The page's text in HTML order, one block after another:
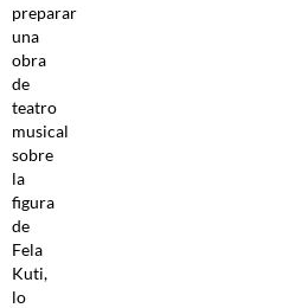
preparar
una
obra
de
teatro
musical
sobre
la
figura
de
Fela
Kuti,
lo